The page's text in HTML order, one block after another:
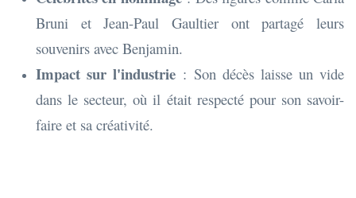
Bruni et Jean-Paul Gaultier ont partagé leurs
souvenirs avec Benjamin.
Impact sur l'industrie : Son décès laisse un vide
dans le secteur, où il était respecté pour son savoir-
faire et sa créativité.